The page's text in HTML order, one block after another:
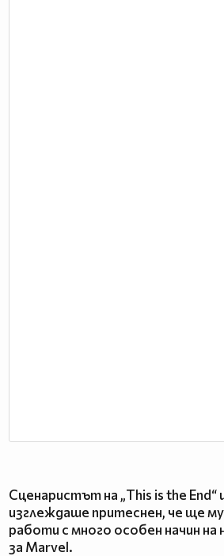
Сценаристът на „This is the End“
изглеждаше притеснен, че ще
работи с много особен начин на
за Marvel.